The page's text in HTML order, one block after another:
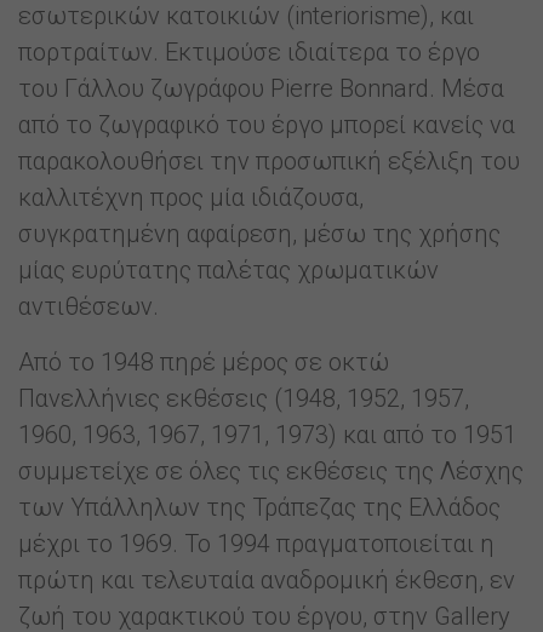
εσωτερικών κατοικιών (interiorisme), και
πορτραίτων. Εκτιμούσε ιδιαίτερα το έργο
του Γάλλου ζωγράφου Pierre Bonnard. Μέσα
από το ζωγραφικό του έργο μπορεί κανείς να
παρακολουθήσει την προσωπική εξέλιξη του
καλλιτέχνη προς μία ιδιάζουσα,
συγκρατημένη αφαίρεση, μέσω της χρήσης
μίας ευρύτατης παλέτας χρωματικών
αντιθέσεων.
Από το 1948 πηρέ μέρος σε οκτώ
Πανελλήνιες εκθέσεις (1948, 1952, 1957,
1960, 1963, 1967, 1971, 1973) και από το 1951
συμμετείχε σε όλες τις εκθέσεις της Λέσχης
των Υπάλληλων της Τράπεζας της Ελλάδος
μέχρι το 1969. Το 1994 πραγματοποιείται η
πρώτη και τελευταία αναδρομική έκθεση, εν
ζωή του χαρακτικού του έργου, στην Gallery